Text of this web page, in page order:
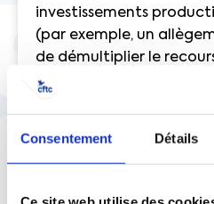
Consentement Détails
investissements
(par exemple, un
de démultiplier le
investissements.
Distinguer les
productifs de
pas